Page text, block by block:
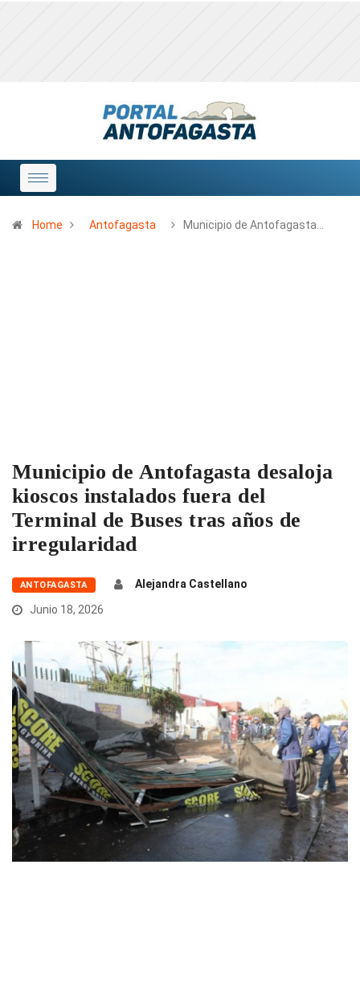
Home Antofagasta Municipio de Antofagasta…
Municipio de Antofagasta desaloja
kioscos instalados fuera del
Terminal de Buses tras años de
irregularidad
ANTOFAGASTA
Alejandra Castellano
Junio 18, 2026